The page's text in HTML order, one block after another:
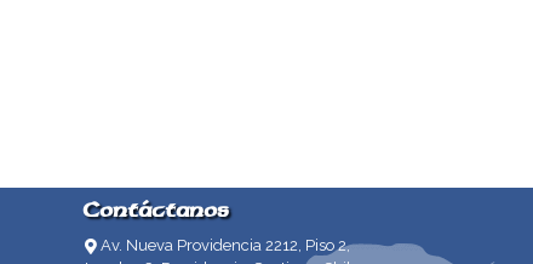
Contáctanos
Av. Nueva Providencia 2212, Piso 2,